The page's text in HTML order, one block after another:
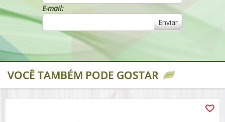
E-mail:
Enviar
VOCÊ TAMBÉM PODE GOSTAR